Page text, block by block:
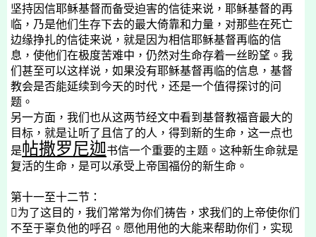
坚持因信耶稣基督而备受迫害的信徒来说，耶稣基督的再
临，乃是他们生存下去的最大倚靠和力量，对那些在死亡
边缘挣扎的信徒来说，就是因为相信耶稣基督再临的信
息，使他们在极度苦难中，仍然对生命存着一丝盼望。我
们甚至可以这样说，如果没有耶稣基督再临的信息，基督
教会是否能延续到今天的时代，还是一个值得探讨的问
题。
另一方面，我们也从这两节经文中看到基督教福音最大的
目标，就是让听了且信了的人，得到新的生命，这一点也
是帖撒罗尼迦书信一个重要的主题。这种新生命就是
复活的生命，是可以承受上帝国福份的新生命。
第十一至十二节：
为了这目的，我们常常为你们祷告，求我们的上帝使你们
不至于辜负他的呼召。愿他用他的大能来帮助你们，实现